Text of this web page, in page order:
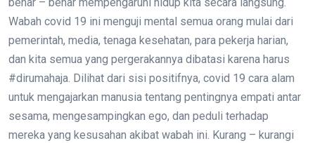
Wabah covid 19 ini menguji mental semua orang mulai dari
pemerintah, media, tenaga kesehatan, para pekerja harian,
dan kita semua yang pergerakannya dibatasi karena harus
#dirumahaja. Dilihat dari sisi positifnya, covid 19 cara alam
untuk mengajarkan manusia tentang pentingnya empati antar
sesama, mengesampingkan ego, dan peduli terhadap
mereka yang kesusahan akibat wabah ini. Kurang – kurangi